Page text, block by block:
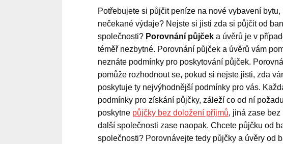
Potřebujete si půjčit peníze na nové vybavení
nečekané výdaje? Nejste si jisti zda si půjčit od
společnosti? Porovnání půjček a úvěrů je v
téměř nezbytné. Porovnání půjček a úvěrů vám
neznáte podmínky pro poskytování půjček.
pomůže rozhodnout se, pokud si nejste jisti, zda
poskytuje ty nejvýhodnější podmínky pro vás.
podmínky pro získání půjčky, záleží co od ní
poskytne půjčky bez doložení příjmů, jiná zase
další společnosti zase naopak. Chcete půjčku od
společnosti? Porovnávejte tedy půjčky a úvěry od